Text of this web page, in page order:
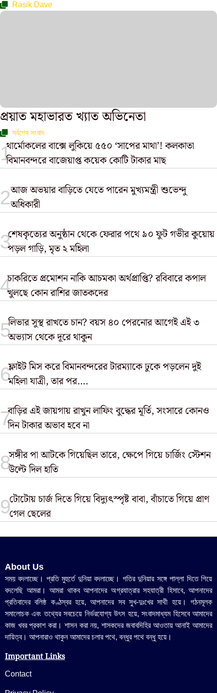
Rasik Dave
প্রয়াত মহাভারত খ্যাত অভিনেতা
সর্বশেষ সংবাদ
থার্মোকলের বাক্সে লুকিয়ে ৫৫০ ‘সাপের মাথা’! কলকাতা
বিমানবন্দরে বাজেয়াপ্ত কয়েক কোটি টাকার মাছ
আজ অভয়ার বাড়িতে যেতে পারেন মুখ্যমন্ত্রী শুভেন্দু
অধিকারী
শেষকৃত্যের অনুষ্ঠান থেকে ফেরার পথে ৯০ ফুট গভীর কুয়োয়
পড়ল গাড়ি, মৃত ২ মহিলা
চাকরিতে প্রমোশন নাকি আচমকা অর্থপ্রাপ্তি? রবিবারে কপাল
খুলছে কোন রাশির জাতকদের
লিভার সুস্থ রাখতে চান? বয়স ৪০ পেরনোর আগেই এই ৩
অভ্যাস থেকে দূরে থাকুন
ফ্লাইট মিস করে বিমানবন্দরের টারম্যাকে ঢুকে পড়লেন দুই
মহিলা যাত্রী, তার পর….
বাড়ির এই জায়গায় রাখুন লাফিং বুদ্ধের মূর্তি, সংসারে কোনও
দিন টাকার অভাব হবে না
সঙ্গীর পা আটকে গিয়েছিল তারে, ক্ষেপে গিয়ে চার্জিং স্টেশন
উল্টে দিল হাতি
টোটোয় চার্জ দিতে গিয়ে বিদ্যুৎস্পৃষ্ট বাবা, বাঁচাতে গিয়ে প্রাণ
গেল ছেলের
About Us
সময় বদলাচ্ছে। প্রতি মুহুর্তে দুনিয়া বদলাচ্ছে। গতির দুনিয়ার সঙ্গে পাল্লা দিতে গিয়ে
বদলেছি আমরা। আমরা থাকব আপনাদের অগ্রযাত্রার সহযাত্রী হিসাবে, আপনাদের
প্রতিবাদের বলিষ্ঠ কণ্ঠস্বর হয়ে, আপনাদের সব সুখ-দুঃখের সাথী হয়ে। গঠনমূলক
সমালোচক এবং তথ্যের সবচেয়ে নির্ভরযোগ্য উ‍ৎস হয়ে, সংবাদমাধ্যম হিসেবে আমাদের
কাজ খবর প্রকাশ করা। শাসন করা নয়, শাসকদের জবাবদিহির আওতায় আনাই আমাদের
দায়িত্ব। আপনারাও থাকুন আমাদের চলার পথে, বন্ধুর পথে বন্ধু হয়ে।
Important Links
Contact